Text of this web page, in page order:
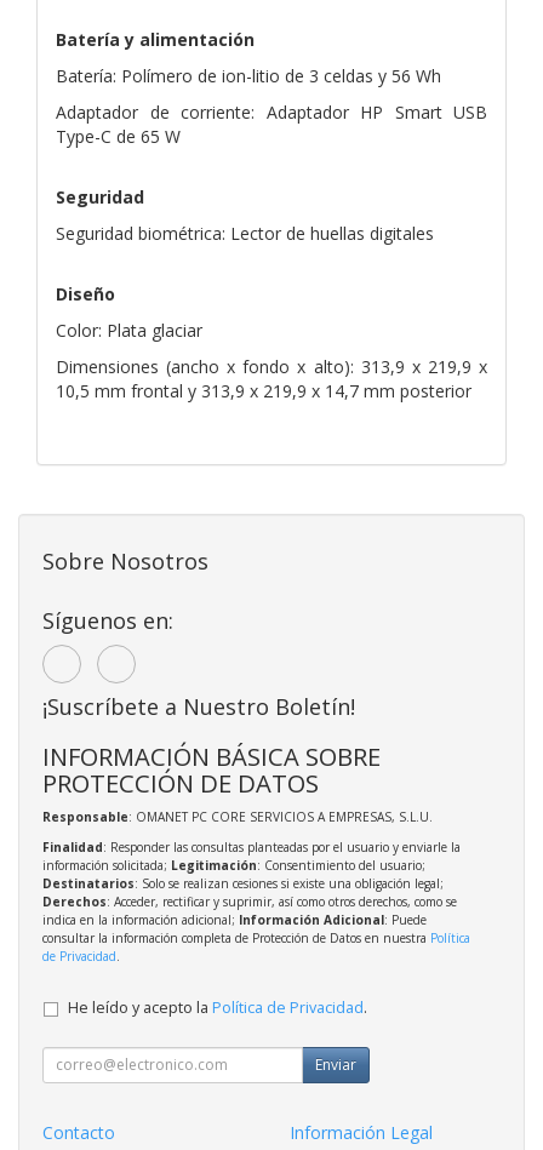
Batería y alimentación
Batería: Polímero de ion-litio de 3 celdas y 56 Wh
Adaptador de corriente: Adaptador HP Smart USB
Type-C de 65 W
Seguridad
Seguridad biométrica: Lector de huellas digitales
Diseño
Color: Plata glaciar
Dimensiones (ancho x fondo x alto): 313,9 x 219,9 x
10,5 mm frontal y 313,9 x 219,9 x 14,7 mm posterior
Sobre Nosotros
Síguenos en:
¡Suscríbete a Nuestro Boletín!
INFORMACIÓN BÁSICA SOBRE
PROTECCIÓN DE DATOS
Responsable: OMANET PC CORE SERVICIOS A EMPRESAS, S.L.U.
Finalidad: Responder las consultas planteadas por el usuario y enviarle la
información solicitada; Legitimación: Consentimiento del usuario;
Destinatarios: Solo se realizan cesiones si existe una obligación legal;
Derechos: Acceder, rectificar y suprimir, así como otros derechos, como se
indica en la información adicional; Información Adicional: Puede
consultar la información completa de Protección de Datos en nuestra Política
de Privacidad
He leído y acepto la Política de Privacidad.
Enviar
Contacto
Información Legal